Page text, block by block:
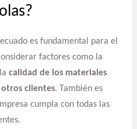
es fundamental para el
factores como la
calidad de los materiales
clientes. También es
cumpla con todas las